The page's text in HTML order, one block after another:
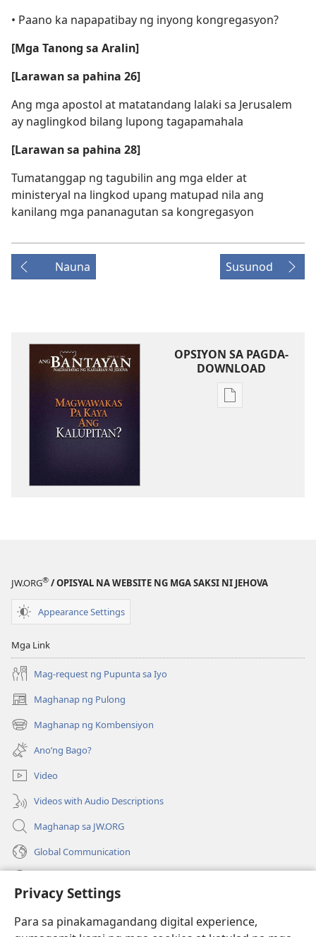
Privacy Settings
Para sa pinakamagandang digital experience,
• Paano ka napapatibay ng inyong kongregasyon?
[Mga Tanong sa Aralin]
[Larawan sa pahina 26]
Ang mga apostol at matatandang lalaki sa Jerusalem
ay naglingkod bilang lupong tagapamahala
[Larawan sa pahina 28]
Tumatanggap ng tagubilin ang mga elder at
ministeryal na lingkod upang matupad nila ang
kanilang mga pananagutan sa kongregasyon
Nauna Susunod
OPSIYON SA PAGDA-
DOWNLOAD
Opsiyon
SA
2007
JW.ORG® / OPISYAL NA WEBSITE NG MGA SAKSI NI JEHOVA
Appearance Settings
Mga Link
Mag-request ng Pupunta sa Iyo
Maghanap ng Pulong
(may
bubukas
na
bagong
window)
Maghanap ng Kombensiyon
(may
bubukas
na
bagong
window)
Ano’ng Bago?
Video
Videos with Audio Descriptions
Maghanap sa JW.ORG
Global Communication
(may